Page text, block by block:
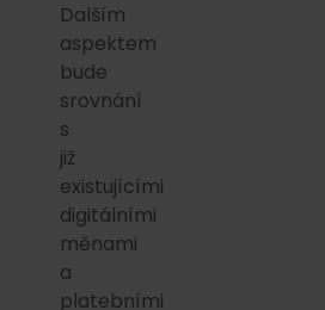
Dalším
aspektem
bude
srovnání
s
již
existujícími
digitálními
měnami
a
platebními